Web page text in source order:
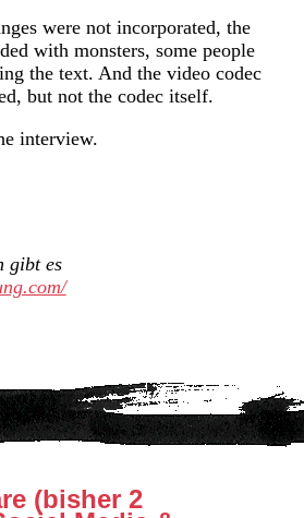
were not incorporated, the
with monsters, some people
the text. And the video codec
but not the codec itself.
interview.
gibt es
(bisher 2